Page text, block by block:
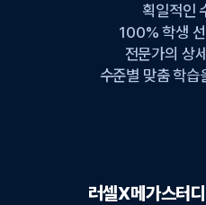
획일적인
100% 학생
전문가의 상
수준별 맞춤 학습
러셀X메가스터